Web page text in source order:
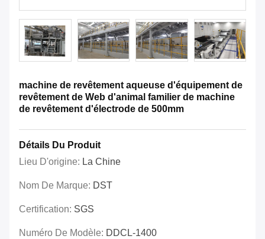
machine de revêtement aqueuse d'équipement de
revêtement de Web d'animal familier de machine
de revêtement d'électrode de 500mm
Détails Du Produit
Lieu D'origine: La Chine
Nom De Marque: DST
Certification: SGS
Numéro De Modèle: DDCL-1400